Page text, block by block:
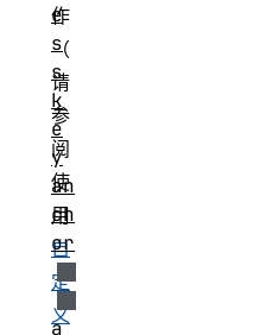
作
（
请
参
阅
使
用
自
定
义
e
s
s
k
e
y
an
ch
or
a